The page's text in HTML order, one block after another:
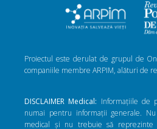
Proiectul este derulat de grupul de
companiile membre ARPIM, alături de
DISCLAIMER Medical: Informațiile de
numai pentru informații generale.
medical și nu trebuie să reprezinte